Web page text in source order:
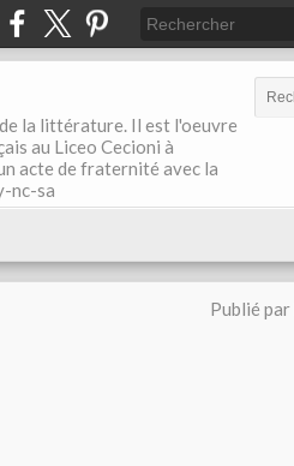
la littérature. Il est l'oeuvre
au Liceo Cecioni à
acte de fraternité avec la
nc-sa
Publié par